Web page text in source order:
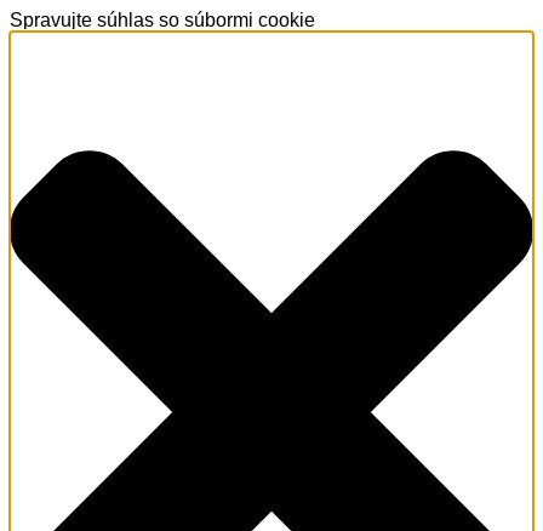
Spravujte súhlas so súbormi cookie